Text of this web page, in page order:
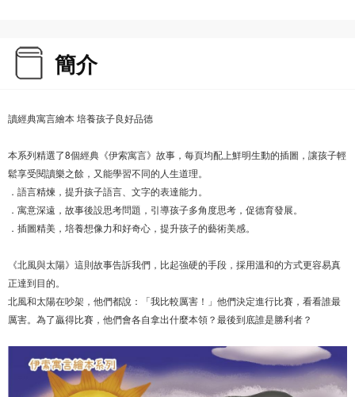
簡介
讀經典寓言繪本 培養孩子良好品德
本系列精選了8個經典《伊索寓言》故事，每頁均配上鮮明生動的插圖，讓孩子輕
鬆享受閱讀樂之餘，又能學習不同的人生道理。
．語言精煉，提升孩子語言、文字的表達能力。
．寓意深遠，故事後設思考問題，引導孩子多角度思考，促德育發展。
．插圖精美，培養想像力和好奇心，提升孩子的藝術美感。
《北風與太陽》這則故事告訴我們，比起強硬的手段，採用溫和的方式更容易真
正達到目的。
北風和太陽在吵架，他們都說：「我比較厲害！」他們決定進行比賽，看看誰最
厲害。為了贏得比賽，他們會各自拿出什麼本領？最後到底誰是勝利者？